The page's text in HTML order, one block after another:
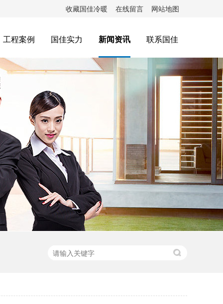
收藏国佳冷暖 在线留言 网站地图
工程案例 国佳实力 新闻资讯 联系国佳